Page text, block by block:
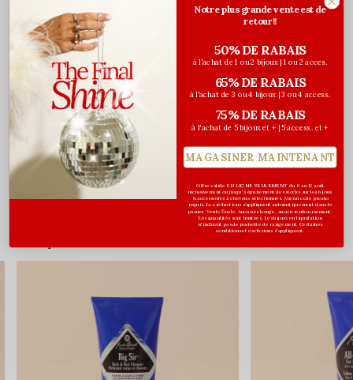
les yeux et les zones sensibles.
Ingrédients
Alcohol denat, aqua (water/eau), parfum
Évaluations
0/ 5
Notre plus grande vente est de
retour!!
50% DE RABAIS
à l'achat de 1 ou 2 bijoux | 1 ou 2 acces.
65% DE RABAIS
à l'achat de 3 ou 4 bijoux | 3 ou 4 access.
75% DE RABAIS
à l'achat de 5 bijoux et + | 5 access. et +
MAGASINER MAINTENANT
Offre valide EN LIGNE SEULEMENT du 6 au 12 août
inclusivement ou jusqu'à épuisement des stocks sur les bijoux
& accessoires à cheveux sélectionnés. Aucun code promo
requis. Les réductions s’appliquent automatiquement dans le
panier. Vente finale. Aucun échange, aucun remboursement.
Les quantités sont limitées. Les bijoux en liquidation
n'incluent pas de pochette de rangement. Certaines
conditions et exclusions s'appliquent.